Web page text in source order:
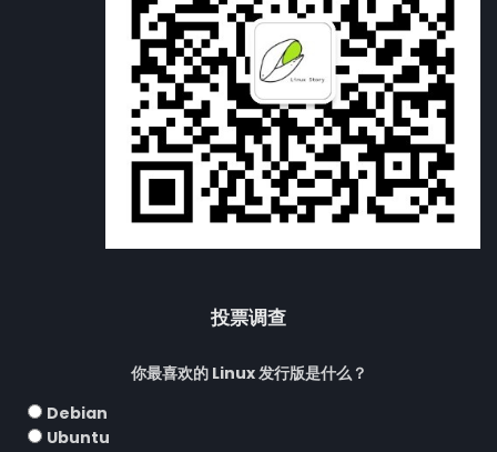
投票调查
你最喜欢的 Linux 发行版是什么？
Debian
Ubuntu